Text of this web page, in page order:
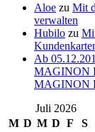
Aloe zu Mit
verwalten
Hubilo zu
Ab
MAGINON
MAGINON
Juli 2026
M D M D F S